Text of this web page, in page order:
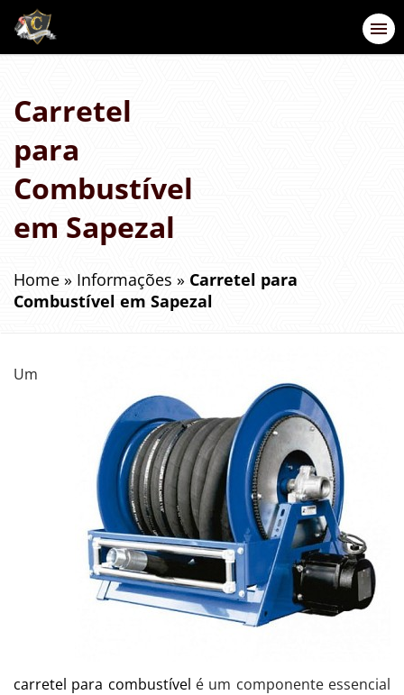
Carretel
para
Combustível
em Sapezal
Home » Informações » Carretel para
Combustível em Sapezal
Um
carretel para combustível é um componente essencial